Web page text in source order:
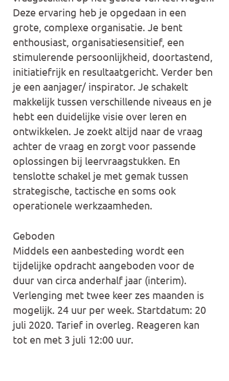
Deze ervaring heb je opgedaan in een
grote, complexe organisatie. Je bent
enthousiast, organisatiesensitief, een
stimulerende persoonlijkheid, doortastend,
initiatiefrijk en resultaatgericht. Verder ben
je een aanjager/ inspirator. Je schakelt
makkelijk tussen verschillende niveaus en je
hebt een duidelijke visie over leren en
ontwikkelen. Je zoekt altijd naar de vraag
achter de vraag en zorgt voor passende
oplossingen bij leervraagstukken. En
tenslotte schakel je met gemak tussen
strategische, tactische en soms ook
operationele werkzaamheden.
Geboden
Middels een aanbesteding wordt een
tijdelijke opdracht aangeboden voor de
duur van circa anderhalf jaar (interim).
Verlenging met twee keer zes maanden is
mogelijk. 24 uur per week. Startdatum: 20
juli 2020. Tarief in overleg. Reageren kan
tot en met 3 juli 12:00 uur.